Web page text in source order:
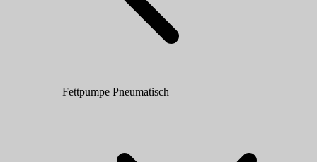
Fettpumpe Pneumatisch